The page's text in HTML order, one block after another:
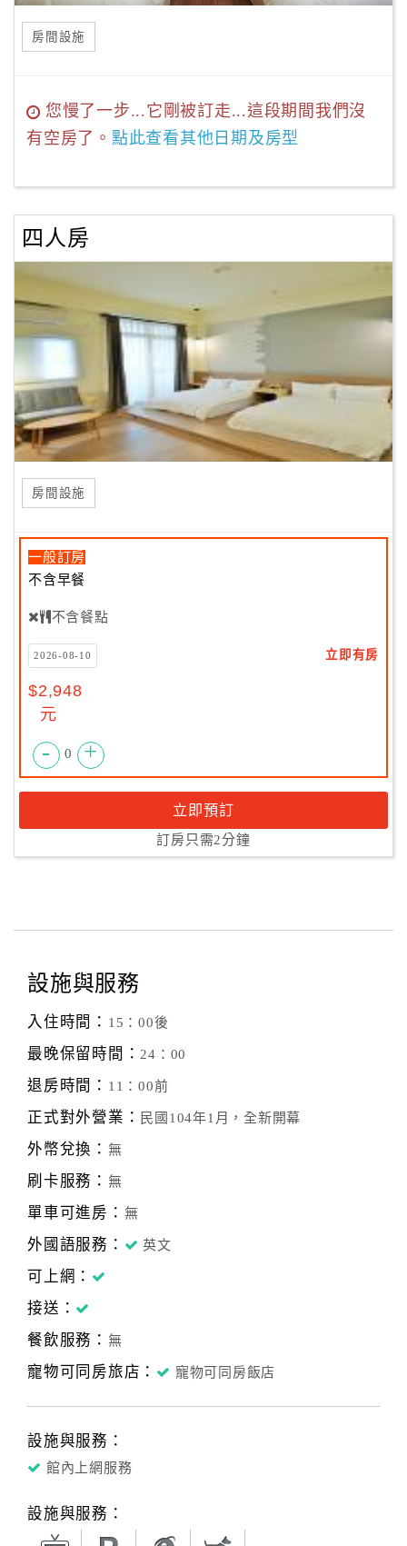
房間設施
您慢了一步...它剛被訂走...這段期間我們沒
有空房了。 點此查看其他日期及房型
四人房
房間設施
一般訂房
不含早餐
不含餐點
2026-08-10 立即有房
$2,948
元
- 0 +
立即預訂
訂房只需2分鐘
設施與服務
入住時間： 15：00後
最晚保留時間：24：00
退房時間： 11：00前
正式對外營業： 民國104年1月，全新開幕
外幣兌換： 無
刷卡服務： 無
單車可進房： 無
外國語服務： 英文
可上網：
接送：
餐飲服務： 無
寵物可同房旅店： 寵物可同房飯店
設施與服務：
館內上網服務
設施與服務：